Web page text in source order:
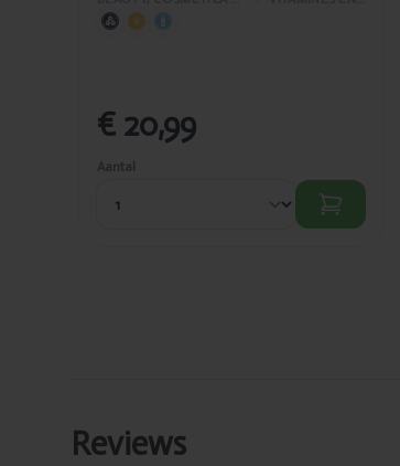
€ 20,99
Aantal
Reviews